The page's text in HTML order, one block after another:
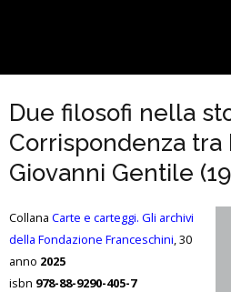
Due filosofi nella
Corrispondenza tra
Giovanni Gentile
Collana Carte e carteggi. Gli archivi
della Fondazione Franceschini, 30
anno 2025
isbn 978-88-9290-405-7